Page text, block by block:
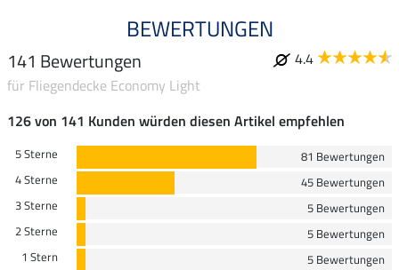
BEWERTUNGEN
141 Bewertungen
4.4
für Fliegendecke Economy Light
126 von 141 Kunden würden diesen Artikel empfehlen
5 Sterne
81 Bewertungen
4 Sterne
45 Bewertungen
3 Sterne
5 Bewertungen
2 Sterne
5 Bewertungen
1 Stern
5 Bewertungen